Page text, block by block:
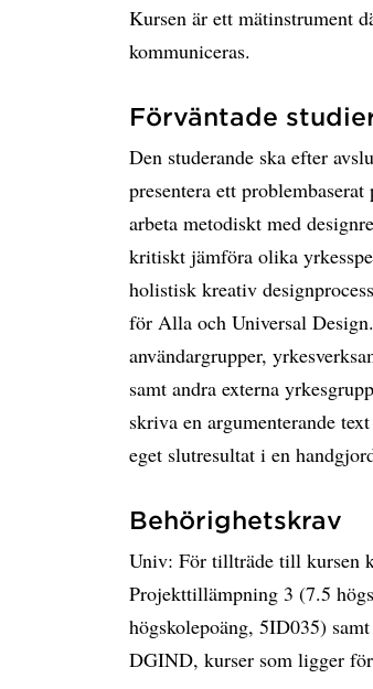
Kursen är ett mätinstrument
kommuniceras.
Förväntade
Den studerande ska efter
presentera ett
arbeta metodiskt med
kritiskt jämföra olika
holistisk kreativ
för Alla och Universal
användargrupper,
samt andra externa
skriva en argumenterande
eget slutresultat i en
Behörighetskrav
Univ: För tillträde till kursen
Projekttillämpning 3 (7.5
högskolepoäng, 5ID035)
DGIND, kurser som ligger